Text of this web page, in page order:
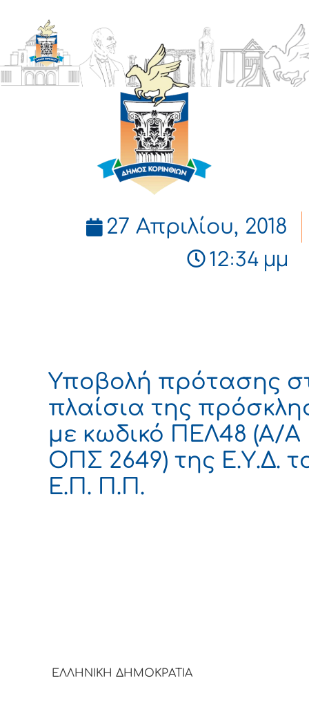
ΔΗΜΟΣ
ΚΟΡΙΝΘΙΩΝ
27 Απριλίου, 2018
12:34 μμ
Υποβολή πρότασης
πλαίσια της
με κωδικό ΠΕΛ48 (Α/Α
ΟΠΣ 2649) της Ε.Υ.Δ.
Ε.Π. Π.Π.
ΕΛΛΗΝΙΚΗ ΔΗΜΟΚΡΑΤΙΑ